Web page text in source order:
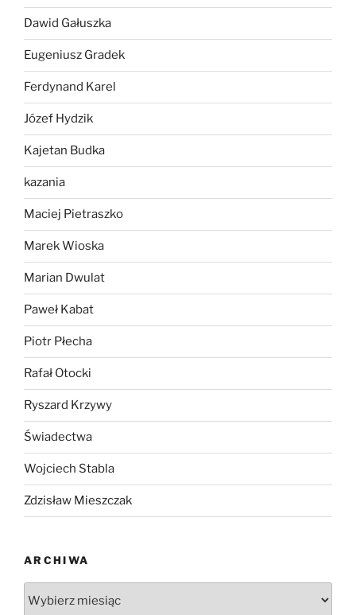
Dawid Gałuszka
Eugeniusz Gradek
Ferdynand Karel
Józef Hydzik
Kajetan Budka
kazania
Maciej Pietraszko
Marek Wioska
Marian Dwulat
Paweł Kabat
Piotr Płecha
Rafał Otocki
Ryszard Krzywy
Świadectwa
Wojciech Stabla
Zdzisław Mieszczak
ARCHIWA